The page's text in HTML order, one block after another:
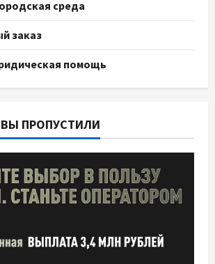
среда
заказ
помощь
ПРОПУСТИЛИ